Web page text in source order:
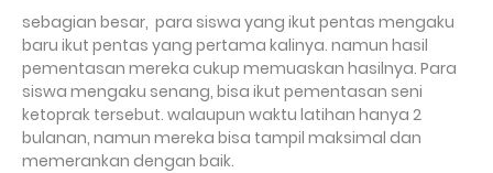
sebagian besar, para siswa yang ikut pentas mengaku
baru ikut pentas yang pertama kalinya. namun hasil
pementasan mereka cukup memuaskan hasilnya. Para
siswa mengaku senang, bisa ikut pementasan seni
ketoprak tersebut. walaupun waktu latihan hanya 2
bulanan, namun mereka bisa tampil maksimal dan
memerankan dengan baik.